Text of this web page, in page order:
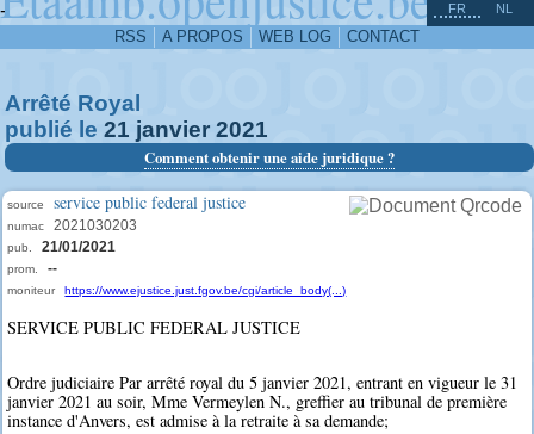
-
RSS A PROPOS WEB LOG CONTACT
FR NL
Arrêté Royal
publié le 21 janvier 2021
Comment obtenir une aide juridique ?
source service public federal justice
numac 2021030203
pub. 21/01/2021
prom. --
moniteur https://www.ejustice.just.fgov.be/cgi/article_body(...)
SERVICE PUBLIC FEDERAL JUSTICE
Ordre judiciaire Par arrêté royal du 5 janvier 2021, entrant en vigueur le 31
janvier 2021 au soir, Mme Vermeylen N., greffier au tribunal de première
instance d'Anvers, est admise à la retraite à sa demande;
^